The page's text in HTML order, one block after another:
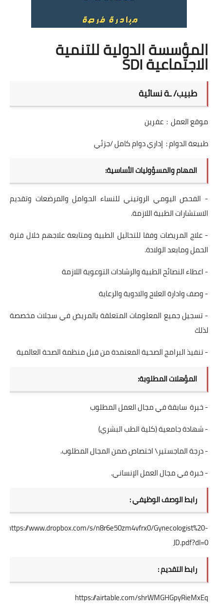
المؤسسة الدولية للتنمية
الاجتماعية SDI
طبيب/ ـة نسائية
موقع العمل : عفرين
طبيعة الدوام : إداري دوام كامل /جزئي
المهام والمسؤوليات الأساسية:
- الفحص اليومي الروتيني للنساء الحوامل والمرضعات وتقديم
الاستشارات الطبية اللازمة.
- علاج المريضات وفقا للتحاليل الطبية ومتابعة علاجهم خلال فترة
الحمل ومابعد الولادة.
- اعطاء النصائح الطبية والرشادات التوعوية اللازمة
- وصف وادارة العلاج والادوية والرعاية
- تسجيل جميع المعلومات المتعلقة بالمريض في سجلات مخصصة
لذلك
- تنفيذ البرامج الصحية المعتمدة من قبل منظمة الصحة العالمية
المؤهلات المطلوبة:
- خبرة سابقة في مجال العمل المطلوب
- شهادة جامعية (كلية الطب البشري)
- درجة الماجستير\ اختصاص ضمن المجال المطلوب.
- خبرة في مجال العمل الإنساني.
رابط الوصف الوظيفي :
https://www.dropbox.com/s/n8r6e50zm4vfrx0/Gynecologist%20-
JD.pdf?dl=0
رابط التقديم :
https://airtable.com/shrWMGHGpyRieMxEq